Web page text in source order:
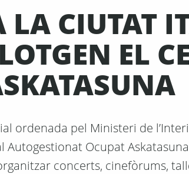
LA CIUTAT
EL
ordenada pel Ministeri de
Autogestionat Ocupat
concerts, cinefòrums,